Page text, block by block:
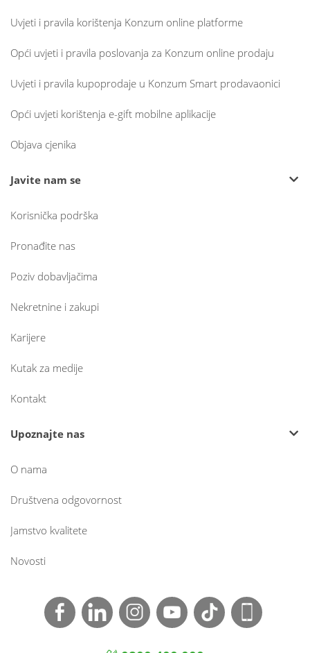
Uvjeti i pravila korištenja Konzum online platforme
Opći uvjeti i pravila poslovanja za Konzum online prodaju
Uvjeti i pravila kupoprodaje u Konzum Smart prodavaonici
Opći uvjeti korištenja e-gift mobilne aplikacije
Objava cjenika
Javite nam se
Korisnička podrška
Pronađite nas
Poziv dobavljačima
Nekretnine i zakupi
Karijere
Kutak za medije
Kontakt
Upoznajte nas
O nama
Društvena odgovornost
Jamstvo kvalitete
Novosti